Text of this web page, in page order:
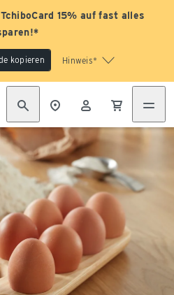
15% auf fast alles
kopieren Hinweis*